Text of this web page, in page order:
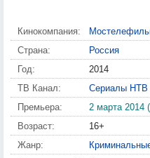
Кинокомпания:
Страна:
Россия
Год:
2014
ТВ Канал:
Сериалы НТВ
Премьера:
2 марта 2014
Возраст:
16+
Жанр: